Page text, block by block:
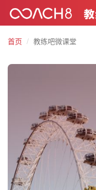
首页
教练吧微课堂